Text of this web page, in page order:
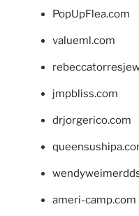
PopUpFlea.com
valueml.com
jmpbliss.com
drjorgerico.com
ameri-camp.com